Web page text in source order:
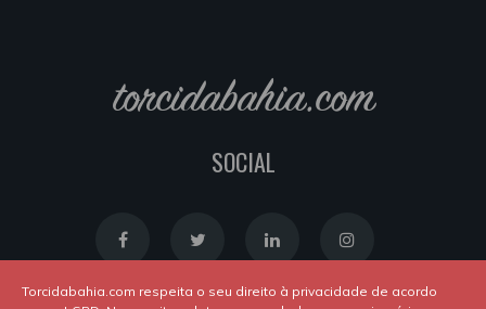
torcidabahia.com
SOCIAL
Torcidabahia.com respeita o seu direito à privacidade de acordo